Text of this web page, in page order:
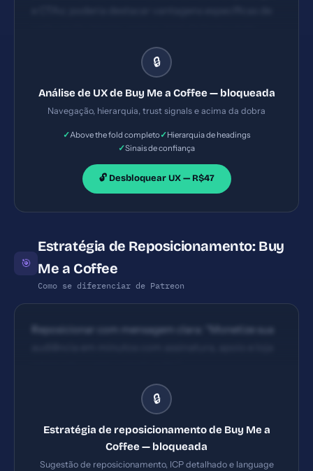
direta H1s presentes com mensagens-chave, mas
necessidade de clareza na hierarquia de CTAs acima
🔒
Análise de UX de Buy Me a Coffee — bloqueada
Navegação, hierarquia, trust signals e acima da dobra
✓Above the fold completo✓Hierarquia de headings
✓Sinais de confiança
🔓 Desbloquear UX — R$47
🎯
Estratégia de Reposicionamento: Buy
Me a Coffee
Como se diferenciar de Patreon
Reposicionar com mensagem clara: “Monetize sua
🔒
Estratégia de reposicionamento de Buy Me a
Coffee — bloqueada
Sugestão de reposicionamento, ICP detalhado e language